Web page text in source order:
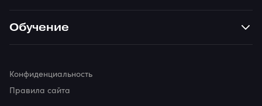
Обучение
Конфиденциальность
Правила сайта